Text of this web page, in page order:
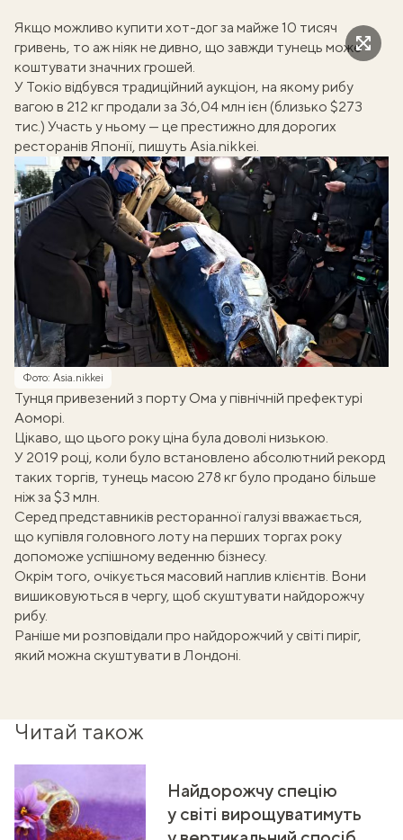
Якщо можливо купити хот-дог за майже 10 тисяч
гривень, то аж ніяк не дивно, що завжди тунець може
коштувати значних грошей.
У Токіо відбувся традиційний аукціон, на якому рибу
вагою в 212 кг продали за 36,04 млн ієн (близько $273
тис.) Участь у ньому — це престижно для дорогих
ресторанів Японії, пишуть Аsia.nikkei.
Фото: Аsia.nikkei
Тунця привезений з порту Ома у північній префектурі
Аоморі.
Цікаво, що цього року ціна була доволі низькою.
У 2019 році, коли було встановлено абсолютний рекорд
таких торгів, тунець масою 278 кг було продано більше
ніж за $3 млн.
Серед представників ресторанної галузі вважається,
що купівля головного лоту на перших торгах року
допоможе успішному веденню бізнесу.
Окрім того, очікується масовий наплив клієнтів. Вони
вишиковуються в чергу, щоб скуштувати найдорожчу
рибу.
Раніше ми розповідали про найдорожчий у світі пиріг,
який можна скуштувати в Лондоні.
Читай також
Найдорожчу спецію
у світі вирощуватимуть